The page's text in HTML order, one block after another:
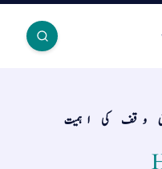
ساتھ لایا
وقف کی اہمیت